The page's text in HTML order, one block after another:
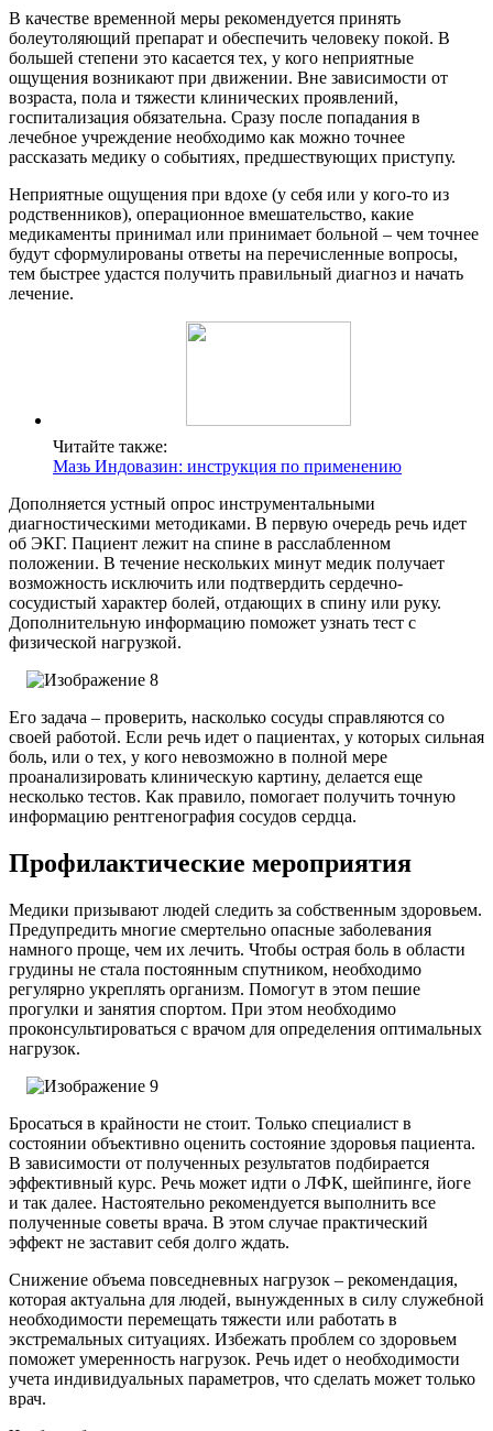
В качестве временной меры рекомендуется принять
болеутоляющий препарат и обеспечить человеку покой. В
большей степени это касается тех, у кого неприятные
ощущения возникают при движении. Вне зависимости от
возраста, пола и тяжести клинических проявлений,
госпитализация обязательна. Сразу после попадания в
лечебное учреждение необходимо как можно точнее
рассказать медику о событиях, предшествующих приступу.
Неприятные ощущения при вдохе (у себя или у кого-то из
родственников), операционное вмешательство, какие
медикаменты принимал или принимает больной – чем точнее
будут сформулированы ответы на перечисленные вопросы,
тем быстрее удастся получить правильный диагноз и начать
лечение.
Читайте также:
Мазь Индовазин: инструкция по применению
Дополняется устный опрос инструментальными
диагностическими методиками. В первую очередь речь идет
об ЭКГ. Пациент лежит на спине в расслабленном
положении. В течение нескольких минут медик получает
возможность исключить или подтвердить сердечно-
сосудистый характер болей, отдающих в спину или руку.
Дополнительную информацию поможет узнать тест с
физической нагрузкой.
Его задача – проверить, насколько сосуды справляются со
своей работой. Если речь идет о пациентах, у которых сильная
боль, или о тех, у кого невозможно в полной мере
проанализировать клиническую картину, делается еще
несколько тестов. Как правило, помогает получить точную
информацию рентгенография сосудов сердца.
Профилактические мероприятия
Медики призывают людей следить за собственным здоровьем.
Предупредить многие смертельно опасные заболевания
намного проще, чем их лечить. Чтобы острая боль в области
грудины не стала постоянным спутником, необходимо
регулярно укреплять организм. Помогут в этом пешие
прогулки и занятия спортом. При этом необходимо
проконсультироваться с врачом для определения оптимальных
нагрузок.
Бросаться в крайности не стоит. Только специалист в
состоянии объективно оценить состояние здоровья пациента.
В зависимости от полученных результатов подбирается
эффективный курс. Речь может идти о ЛФК, шейпинге, йоге
и так далее. Настоятельно рекомендуется выполнить все
полученные советы врача. В этом случае практический
эффект не заставит себя долго ждать.
Снижение объема повседневных нагрузок – рекомендация,
которая актуальна для людей, вынужденных в силу служебной
необходимости перемещать тяжести или работать в
экстремальных ситуациях. Избежать проблем со здоровьем
поможет умеренность нагрузок. Речь идет о необходимости
учета индивидуальных параметров, что сделать может только
врач.